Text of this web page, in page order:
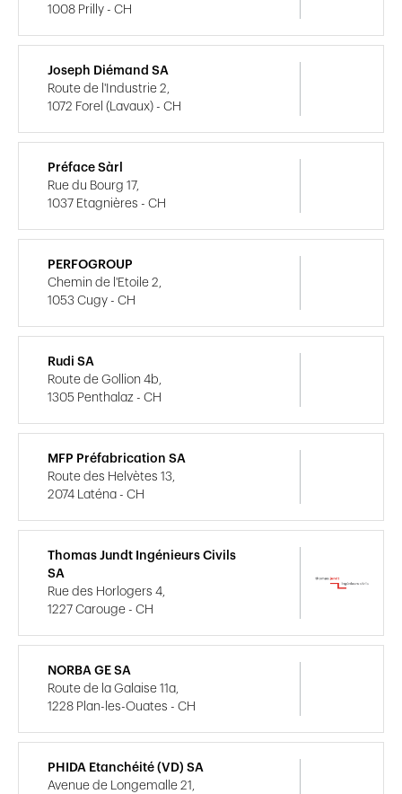
1008 Prilly - CH
Joseph Diémand SA
Route de l'Industrie 2,
1072 Forel (Lavaux) - CH
Préface Sàrl
Rue du Bourg 17,
1037 Etagnières - CH
PERFOGROUP
Chemin de l'Etoile 2,
1053 Cugy - CH
Rudi SA
Route de Gollion 4b,
1305 Penthalaz - CH
MFP Préfabrication SA
Route des Helvètes 13,
2074 Laténa - CH
Thomas Jundt Ingénieurs Civils
SA
Rue des Horlogers 4,
1227 Carouge - CH
NORBA GE SA
Route de la Galaise 11a,
1228 Plan-les-Ouates - CH
PHIDA Etanchéité (VD) SA
Avenue de Longemalle 21,